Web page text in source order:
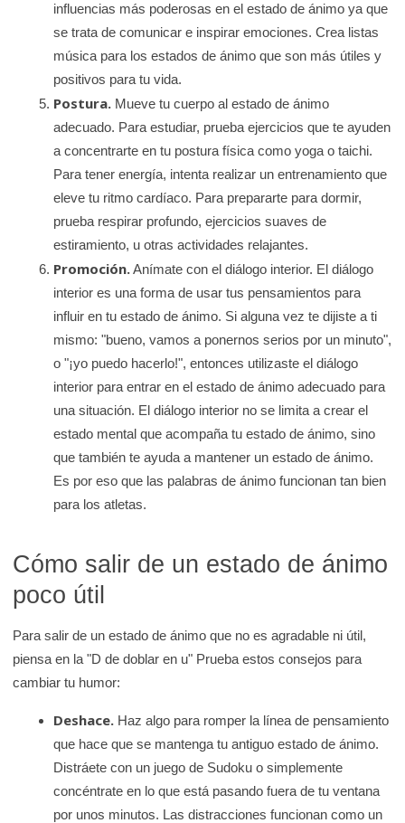
influencias más poderosas en el estado de ánimo ya que
se trata de comunicar e inspirar emociones. Crea listas
música para los estados de ánimo que son más útiles y
positivos para tu vida.
Postura. Mueve tu cuerpo al estado de ánimo
adecuado. Para estudiar, prueba ejercicios que te ayuden
a concentrarte en tu postura física como yoga o taichi.
Para tener energía, intenta realizar un entrenamiento que
eleve tu ritmo cardíaco. Para prepararte para dormir,
prueba respirar profundo, ejercicios suaves de
estiramiento, u otras actividades relajantes.
Promoción.Anímate con el diálogo interior. El diálogo
interior es una forma de usar tus pensamientos para
influir en tu estado de ánimo. Si alguna vez te dijiste a ti
mismo: "bueno, vamos a ponernos serios por un minuto",
o "¡yo puedo hacerlo!", entonces utilizaste el diálogo
interior para entrar en el estado de ánimo adecuado para
una situación. El diálogo interior no se limita a crear el
estado mental que acompaña tu estado de ánimo, sino
que también te ayuda a mantener un estado de ánimo.
Es por eso que las palabras de ánimo funcionan tan bien
para los atletas.
Cómo salir de un estado de ánimo
poco útil
Para salir de un estado de ánimo que no es agradable ni útil,
piensa en la "D de doblar en u" Prueba estos consejos para
cambiar tu humor:
Deshace. Haz algo para romper la línea de pensamiento
que hace que se mantenga tu antiguo estado de ánimo.
Distráete con un juego de Sudoku o simplemente
concéntrate en lo que está pasando fuera de tu ventana
por unos minutos. Las distracciones funcionan como un